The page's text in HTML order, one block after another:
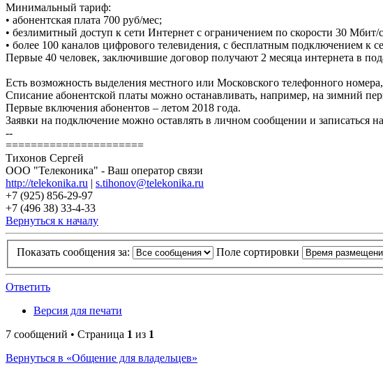
Минимальный тариф:
• абонентская плата 700 руб/мес;
• безлимитный доступ к сети Интернет с ограничением по скорости 30 Мбит/
• более 100 каналов цифрового телевидения, с бесплатным подключением к
Первые 40 человек, заключившие договор получают 2 месяца интернета в
Есть возможность выделения местного или Московского телефонного
Списание абонентской платы можно останавливать, например, на зимний
Первые включения абонентов – летом 2018 года.
Заявки на подключение можно оставлять в личном сообщении и записаться
--
======================
Тихонов Сергей
ООО "Телеконика" - Ваш оператор связи
http://telekonika.ru | s.tihonov@telekonika.ru
+7 (925) 856-29-97
+7 (496 38) 33-4-33
Вернуться к началу
Показать сообщения за: Поле сортировки
Ответить
Версия для печати
7 сообщений • Страница 1 из 1
Вернуться в «Общение для владельцев»